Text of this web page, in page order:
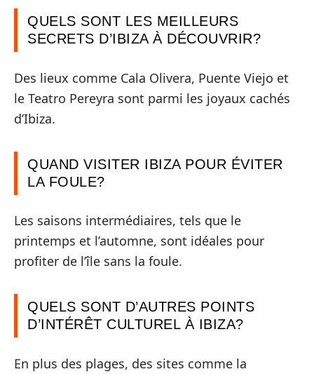
QUELS SONT LES MEILLEURS
SECRETS D’IBIZA À DÉCOUVRIR?
Des lieux comme Cala Olivera, Puente Viejo et
le Teatro Pereyra sont parmi les joyaux cachés
d’Ibiza.
QUAND VISITER IBIZA POUR ÉVITER
LA FOULE?
Les saisons intermédiaires, tels que le
printemps et l’automne, sont idéales pour
profiter de l’île sans la foule.
QUELS SONT D’AUTRES POINTS
D’INTÉRÊT CULTUREL À IBIZA?
En plus des plages, des sites comme la